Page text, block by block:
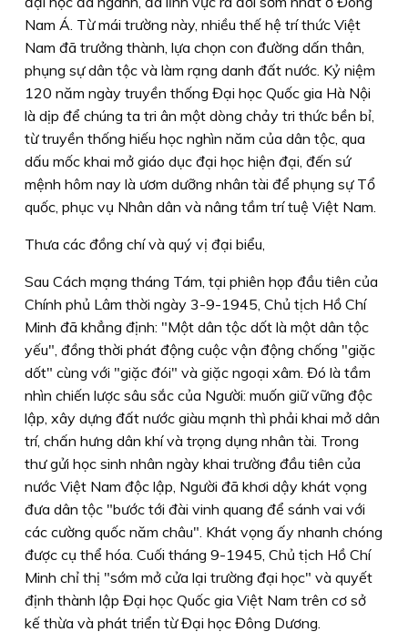
Nam Á. Từ mái trường này, nhiều thế hệ trí thức Việt
Nam đã trưởng thành, lựa chọn con đường dấn thân,
phụng sự dân tộc và làm rạng danh đất nước. Kỷ niệm
120 năm ngày truyền thống Đại học Quốc gia Hà Nội
là dịp để chúng ta tri ân một dòng chảy tri thức bền bỉ,
từ truyền thống hiếu học nghìn năm của dân tộc, qua
dấu mốc khai mở giáo dục đại học hiện đại, đến sứ
mệnh hôm nay là ươm dưỡng nhân tài để phụng sự Tổ
quốc, phục vụ Nhân dân và nâng tầm trí tuệ Việt Nam.
Thưa các đồng chí và quý vị đại biểu,
Sau Cách mạng tháng Tám, tại phiên họp đầu tiên của
Chính phủ Lâm thời ngày 3-9-1945, Chủ tịch Hồ Chí
Minh đã khẳng định: "Một dân tộc dốt là một dân tộc
yếu" , đồng thời phát động cuộc vận động chống "giặc
dốt" cùng với "giặc đói" và giặc ngoại xâm. Đó là tầm
nhìn chiến lược sâu sắc của Người: muốn giữ vững độc
lập, xây dựng đất nước giàu mạnh thì phải khai mở dân
trí, chấn hưng dân khí và trọng dụng nhân tài. Trong
thư gửi học sinh nhân ngày khai trường đầu tiên của
nước Việt Nam độc lập, Người đã khơi dậy khát vọng
đưa dân tộc "bước tới đài vinh quang để sánh vai với
các cường quốc năm châu" . Khát vọng ấy nhanh chóng
được cụ thể hóa. Cuối tháng 9-1945, Chủ tịch Hồ Chí
Minh chỉ thị "sớm mở cửa lại trường đại học" và quyết
định thành lập Đại học Quốc gia Việt Nam trên cơ sở
kế thừa và phát triển từ Đại học Đông Dương.